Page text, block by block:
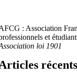
: Association
et
loi 1901
récents